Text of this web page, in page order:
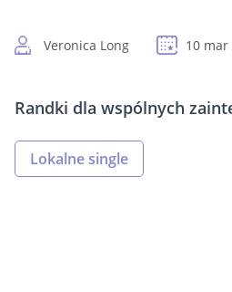
Veronica Long 10 mar
Randki dla wspólnych
Lokalne single